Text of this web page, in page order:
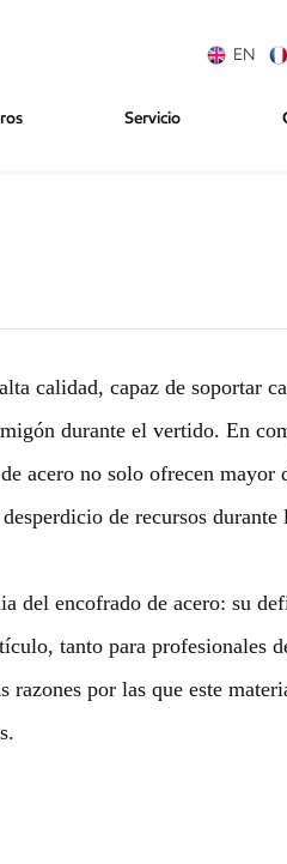
EN
Servicio
calidad, capaz de soportar
durante el vertido. En
acero no solo ofrecen mayor
de recursos durante
del encofrado de acero: su
tanto para profesionales
por las que este